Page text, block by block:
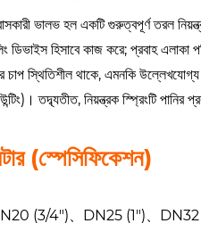
ভালভ হল একটি গুরুত্বপূর্ণ তরল
ডিভাইস হিসাবে কাজ করে; প্রবাহ
চাপ স্থিতিশীল থাকে, এমনকি
তদ্ব্যতীত, নিয়ন্ত্রক স্প্রিংটি
(স্পেসিফিকেশন)
(3/4")、DN25 (1")、